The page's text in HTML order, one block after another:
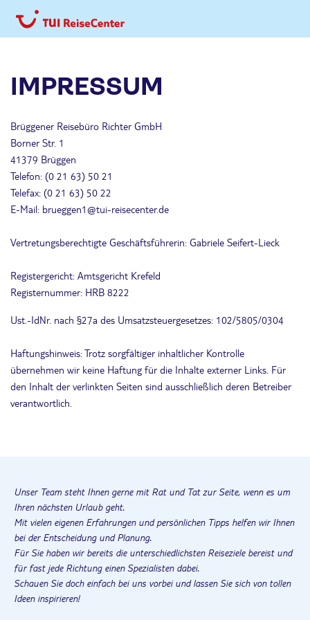
IMPRESSUM
Brüggener Reisebüro Richter GmbH
Borner Str. 1
41379 Brüggen
Telefon: (0 21 63) 50 21
Telefax: (0 21 63) 50 22
E-Mail: brueggen1@tui-reisecenter.de
Vertretungsberechtigte Geschäftsführerin: Gabriele Seifert-Lieck
Registergericht: Amtsgericht Krefeld
Registernummer: HRB 8222
Ust.-IdNr. nach §27a des Umsatzsteuergesetzes: 102/5805/0304
Haftungshinweis: Trotz sorgfältiger inhaltlicher Kontrolle
übernehmen wir keine Haftung für die Inhalte externer Links. Für
den Inhalt der verlinkten Seiten sind ausschließlich deren Betreiber
verantwortlich.
Unser Team steht Ihnen gerne mit Rat und Tat zur Seite, wenn es um
Ihren nächsten Urlaub geht.
Mit vielen eigenen Erfahrungen und persönlichen Tipps helfen wir Ihnen
bei der Entscheidung und Planung.
Für Sie haben wir bereits die unterschiedlichsten Reiseziele bereist und
für fast jede Richtung einen Spezialisten dabei.
Schauen Sie doch einfach bei uns vorbei und lassen Sie sich von tollen
Ideen inspirieren!